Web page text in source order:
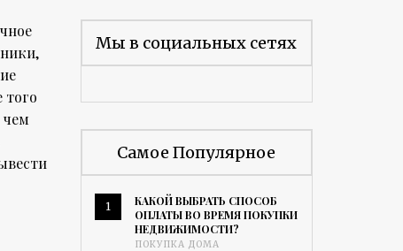
того
чем
Мы в социальных сетях
Самое Популярное
1
КАКОЙ ВЫБРАТЬ СПОСОБ
ОПЛАТЫ ВО ВРЕМЯ ПОКУПКИ
НЕДВИЖИМОСТИ?
ПОКУПКА ДОМА